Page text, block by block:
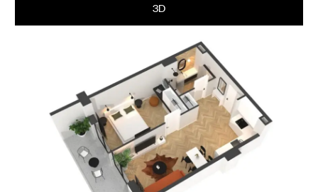
3D